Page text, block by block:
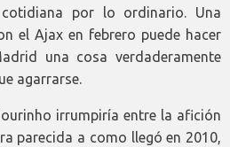
por lo ordinario. Una
el Ajax en febrero puede hacer
una cosa verdaderamente
agarrarse.
irrumpiría entre la afición
parecida a como llegó en 2010,